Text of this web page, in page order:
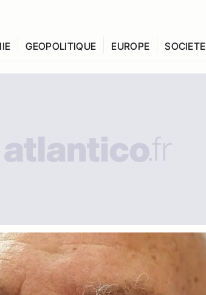
GEOPOLITIQUE EUROPE SOCIETE